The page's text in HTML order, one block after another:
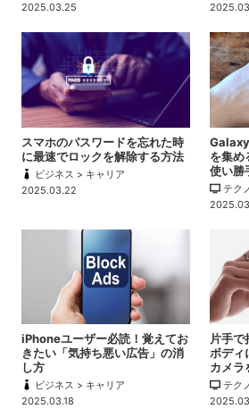
2025.03.25
スマホのパスワードを忘れた時
に最速でロックを解除する方法
ビジネス > キャリア
2025.03.22
を集め
使い勝
テク
iPhoneユーザー必読！覚えてお
きたい「気持ち悪い広告」の消
し方
ビジネス > キャリア
2025.03.18
片手で
ボディ
カメラ
テク